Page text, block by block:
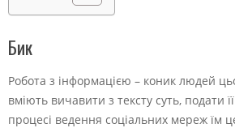
Бик
Робота з інформацією – коник людей
вміють вичавити з тексту суть, подати
процесі ведення соціальних мереж їм